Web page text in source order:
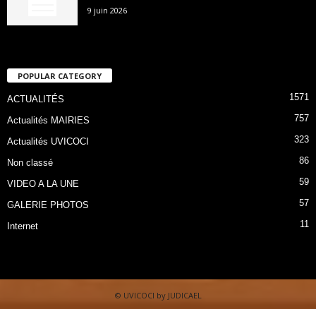
9 juin 2026
POPULAR CATEGORY
ACTUALITÉS 1571
Actualités MAIRIES 757
Actualités UVICOCI 323
Non classé 86
VIDEO A LA UNE 59
GALERIE PHOTOS 57
Internet 11
© UVICOCI by JUDICAEL